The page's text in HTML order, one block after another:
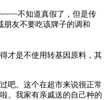
不知道真假了，但是传
友不要吃该牌子的调和
才是不使用转基因原料，其
吧。这个在超市来说很正常
。我家有亲戚送的自己种的